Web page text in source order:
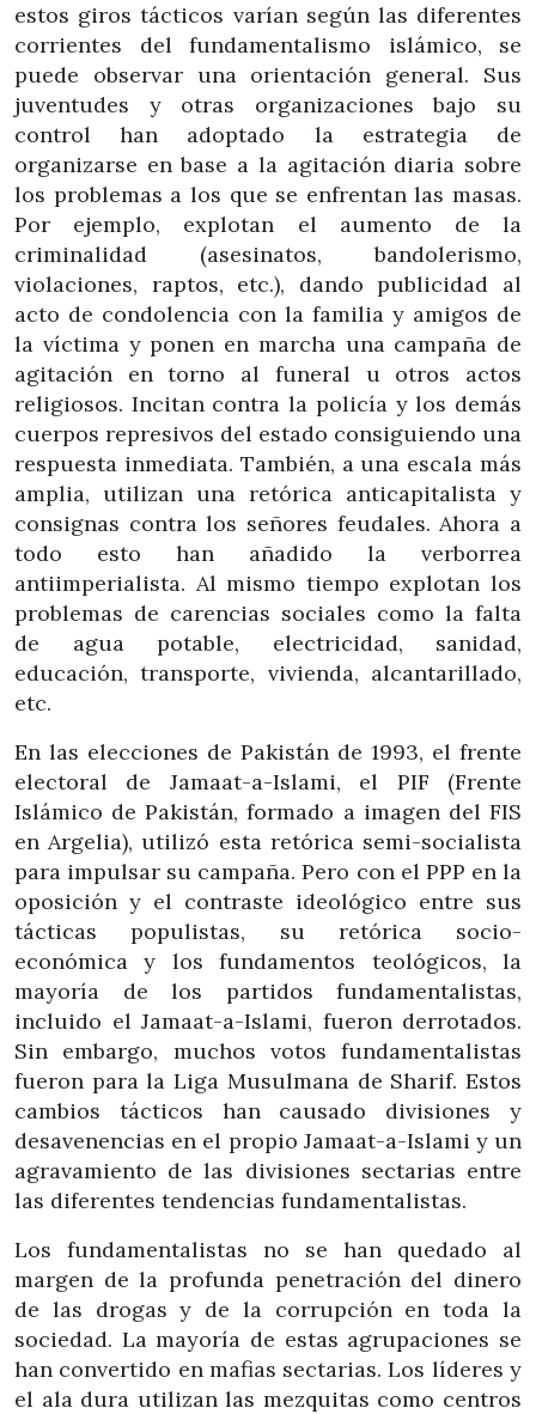
estos giros tácticos varían según las diferentes
corrientes del fundamentalismo islámico, se
puede observar una orientación general. Sus
juventudes y otras organizaciones bajo su
control han adoptado la estrategia de
organizarse en base a la agitación diaria sobre
los problemas a los que se enfrentan las masas.
Por ejemplo, explotan el aumento de la
criminalidad (asesinatos, bandolerismo,
violaciones, raptos, etc.), dando publicidad al
acto de condolencia con la familia y amigos de
la víctima y ponen en marcha una campaña de
agitación en torno al funeral u otros actos
religiosos. Incitan contra la policía y los demás
cuerpos represivos del estado consiguiendo una
respuesta inmediata. También, a una escala más
amplia, utilizan una retórica anticapitalista y
consignas contra los señores feudales. Ahora a
todo esto han añadido la verborrea
antiimperialista. Al mismo tiempo explotan los
problemas de carencias sociales como la falta
de agua potable, electricidad, sanidad,
educación, transporte, vivienda, alcantarillado,
etc.
En las elecciones de Pakistán de 1993, el frente
electoral de Jamaat-a-Islami, el PIF (Frente
Islámico de Pakistán, formado a imagen del FIS
en Argelia), utilizó esta retórica semi-socialista
para impulsar su campaña. Pero con el PPP en la
oposición y el contraste ideológico entre sus
tácticas populistas, su retórica socio-
económica y los fundamentos teológicos, la
mayoría de los partidos fundamentalistas,
incluido el Jamaat-a-Islami, fueron derrotados.
Sin embargo, muchos votos fundamentalistas
fueron para la Liga Musulmana de Sharif. Estos
cambios tácticos han causado divisiones y
desavenencias en el propio Jamaat-a-Islami y un
agravamiento de las divisiones sectarias entre
las diferentes tendencias fundamentalistas.
Los fundamentalistas no se han quedado al
margen de la profunda penetración del dinero
de las drogas y de la corrupción en toda la
sociedad. La mayoría de estas agrupaciones se
han convertido en mafias sectarias. Los líderes y
el ala dura utilizan las mezquitas como centros